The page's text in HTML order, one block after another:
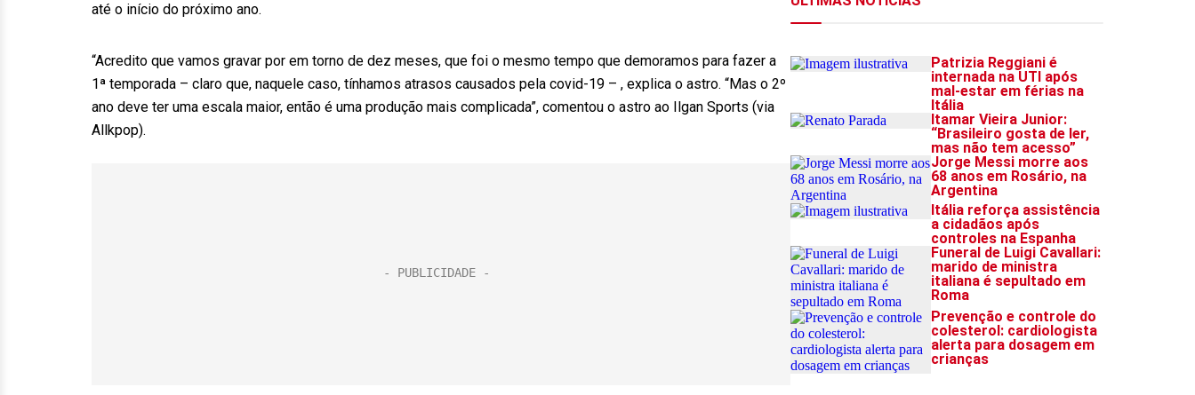
até o início do próximo ano.
“Acredito que vamos gravar por em torno de dez meses, que foi o mesmo tempo que demoramos para fazer a
1ª temporada – claro que, naquele caso, tínhamos atrasos causados pela covid-19 – , explica o astro. “Mas o 2º
ano deve ter uma escala maior, então é uma produção mais complicada”, comentou o astro ao Ilgan Sports (via
Allkpop).